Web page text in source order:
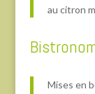
au citron
Mises en